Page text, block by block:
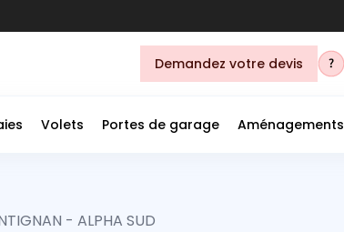
Demandez votre devis
Volets Portes de garage Aménagements
- ALPHA SUD